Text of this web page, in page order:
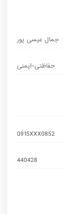
جمال عیسی پور
حفاظتی-ایمنی
0915XXX0852
440428